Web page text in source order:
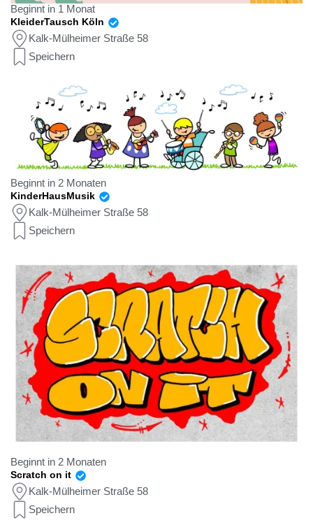
Beginnt in 1 Monat
KleiderTausch Köln
Kalk-Mülheimer Straße 58
Speichern
Beginnt in 2 Monaten
KinderHausMusik
Kalk-Mülheimer Straße 58
Speichern
Beginnt in 2 Monaten
Scratch on it
Kalk-Mülheimer Straße 58
Speichern